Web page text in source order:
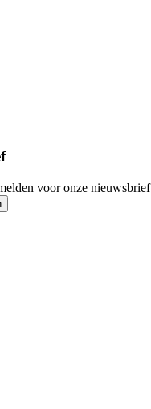
voor onze nieuwsbrief